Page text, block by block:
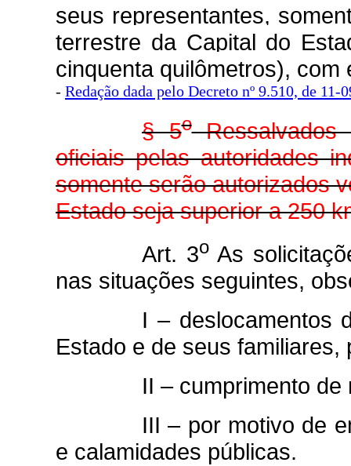
seus representantes,
terrestre da Capital do
cinquenta quilômetros),
- Redação dada pelo Decreto nº 9.510, de 11-
§ 5oRessalvados
oficiais pelas autoridades
somente serão autorizados
Estado seja superior a 250
Art. 3o As
nas situações seguintes,
I – deslocamentos
Estado e de seus
II – cumprimento
III – por motivo de
e calamidades públicas.